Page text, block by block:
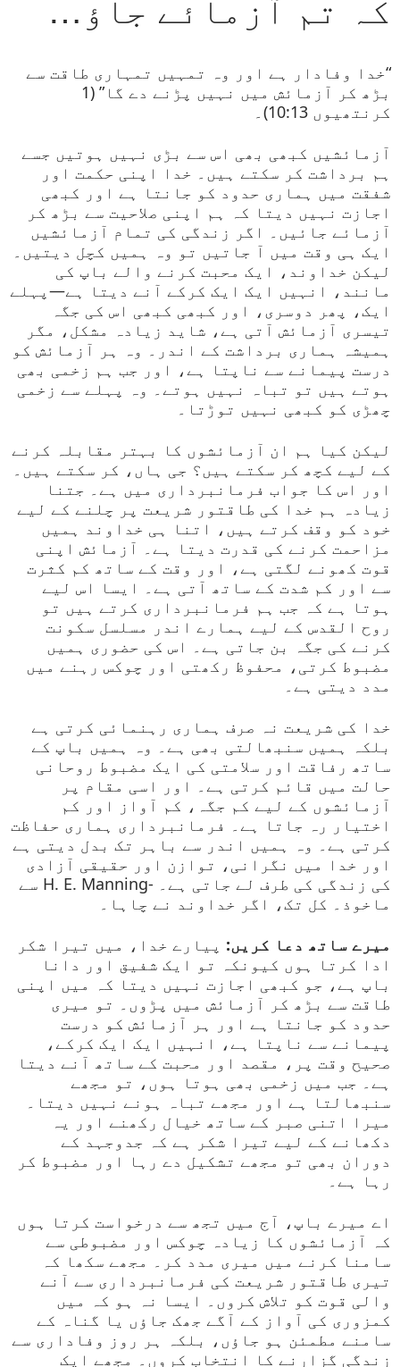
کہ تم آزمائے جاؤ…
“خدا وفادار ہے اور وہ تمہیں تمہاری طاقت سے
بڑھ کر آزمائش میں نہیں پڑنے دے گا” (1
کرنتھیوں 10:13)۔
آزمائشیں کبھی بھی اس سے بڑی نہیں ہوتیں جسے
ہم برداشت کر سکتے ہیں۔ خدا اپنی حکمت اور
شفقت میں ہماری حدود کو جانتا ہے اور کبھی
اجازت نہیں دیتا کہ ہم اپنی صلاحیت سے بڑھ کر
آزمائے جائیں۔ اگر زندگی کی تمام آزمائشیں
ایک ہی وقت میں آ جاتیں تو وہ ہمیں کچل دیتیں۔
لیکن خداوند، ایک محبت کرنے والے باپ کی
مانند، انہیں ایک ایک کرکے آنے دیتا ہے—پہلے
ایک، پھر دوسری، اور کبھی کبھی اس کی جگہ
تیسری آزمائش آتی ہے، شاید زیادہ مشکل، مگر
ہمیشہ ہماری برداشت کے اندر۔ وہ ہر آزمائش کو
درست پیمانے سے ناپتا ہے، اور جب ہم زخمی بھی
ہوتے ہیں تو تباہ نہیں ہوتے۔ وہ پہلے سے زخمی
چھڑی کو کبھی نہیں توڑتا۔
لیکن کیا ہم ان آزمائشوں کا بہتر مقابلہ کرنے
کے لیے کچھ کر سکتے ہیں؟ جی ہاں، کر سکتے ہیں۔
اور اس کا جواب فرمانبرداری میں ہے۔ جتنا
زیادہ ہم خدا کی طاقتور شریعت پر چلنے کے لیے
خود کو وقف کرتے ہیں، اتنا ہی خداوند ہمیں
مزاحمت کرنے کی قدرت دیتا ہے۔ آزمائش اپنی
قوت کھونے لگتی ہے، اور وقت کے ساتھ کم کثرت
سے اور کم شدت کے ساتھ آتی ہے۔ ایسا اس لیے
ہوتا ہے کہ جب ہم فرمانبرداری کرتے ہیں تو
روح القدس کے لیے ہمارے اندر مسلسل سکونت
کرنے کی جگہ بن جاتی ہے۔ اس کی حضوری ہمیں
مضبوط کرتی، محفوظ رکھتی اور چوکس رہنے میں
مدد دیتی ہے۔
خدا کی شریعت نہ صرف ہماری رہنمائی کرتی ہے
بلکہ ہمیں سنبھالتی بھی ہے۔ وہ ہمیں باپ کے
ساتھ رفاقت اور سلامتی کی ایک مضبوط روحانی
حالت میں قائم کرتی ہے۔ اور اسی مقام پر
آزمائشوں کے لیے کم جگہ، کم آواز اور کم
اختیار رہ جاتا ہے۔ فرمانبرداری ہماری حفاظت
کرتی ہے۔ وہ ہمیں اندر سے باہر تک بدل دیتی ہے
اور خدا میں نگرانی، توازن اور حقیقی آزادی
کی زندگی کی طرف لے جاتی ہے۔ -H. E. Manning سے
ماخوذ۔ کل تک، اگر خداوند نے چاہا۔
میرے ساتھ دعا کریں: پیارے خدا، میں تیرا شکر
ادا کرتا ہوں کیونکہ تو ایک شفیق اور دانا
باپ ہے، جو کبھی اجازت نہیں دیتا کہ میں اپنی
طاقت سے بڑھ کر آزمائش میں پڑوں۔ تو میری
حدود کو جانتا ہے اور ہر آزمائش کو درست
پیمانے سے ناپتا ہے، انہیں ایک ایک کرکے،
صحیح وقت پر، مقصد اور محبت کے ساتھ آنے دیتا
ہے۔ جب میں زخمی بھی ہوتا ہوں، تو مجھے
سنبھالتا ہے اور مجھے تباہ ہونے نہیں دیتا۔
میرا اتنی صبر کے ساتھ خیال رکھنے اور یہ
دکھانے کے لیے تیرا شکر ہے کہ جدوجہد کے
دوران بھی تو مجھے تشکیل دے رہا اور مضبوط کر
رہا ہے۔
اے میرے باپ، آج میں تجھ سے درخواست کرتا ہوں
کہ آزمائشوں کا زیادہ چوکس اور مضبوطی سے
سامنا کرنے میں میری مدد کر۔ مجھے سکھا کہ
تیری طاقتور شریعت کی فرمانبرداری سے آنے
والی قوت کو تلاش کروں۔ ایسا نہ ہو کہ میں
کمزوری کی آواز کے آگے جھک جاؤں یا گناہ کے
سامنے مطمئن ہو جاؤں، بلکہ ہر روز وفاداری سے
زندگی گزارنے کا انتخاب کروں۔ مجھے ایک